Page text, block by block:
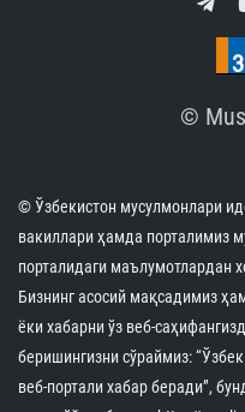
©
© Ўзбекистон мусулмонлари
вакиллари ҳамда порталимиз
порталидаги маълумотлардан
Бизнинг асосий мақсадимиз
ёки хабарни ўз веб-
беришингизни сўраймиз:
веб-портали хабар беради”,